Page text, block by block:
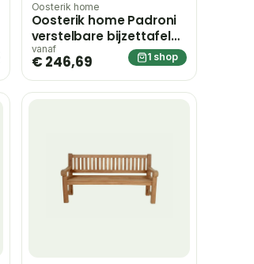
Oosterik home
Oosterik home Padroni
verstelbare bijzettafel
sunny creme teak dia.
59 cm – beige;bruin
vanaf
€ 246,69 1 shop